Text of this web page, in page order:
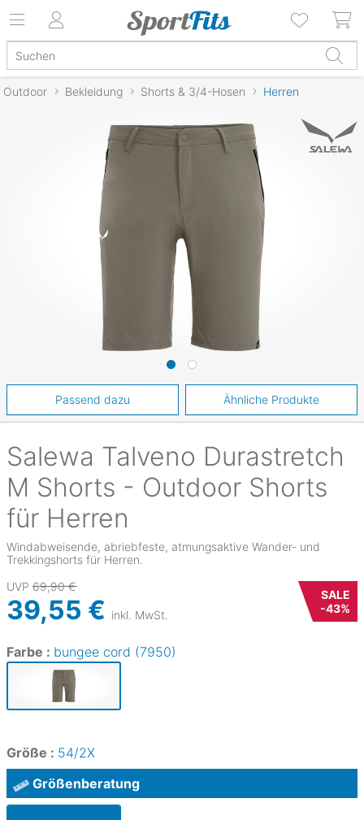
Outdoor Bekleidung Shorts & 3/4-Hosen Herren
Salewa Talveno Durastretch
M Shorts - Outdoor Shorts
für Herren
Windabweisende, abriebfeste, atmungsaktive Wander- und
Trekkingshorts für Herren.
UVP 69,90 €
39,55 € inkl. MwSt.
SALE
-43%
Farbe : bungee cord (7950)
Größe : 54/2X
Größenberatung
Passend dazu Ähnliche Produkte